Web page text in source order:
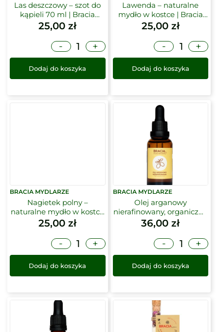
Las deszczowy – szot do
kąpieli 70 ml | Bracia
Mydlarze
25,00zł
-
+
Dodaj do koszyka
Lawenda – naturalne
mydło w kostce | Bracia
Mydlarze
25,00 zł
-
+
Dodaj do koszyka
BRACIA MYDLARZE
Nagietek polny –
naturalne mydło w kostce
| Bracia Mydlarze
25,00zł
-
+
Dodaj do koszyka
BRACIA MYDLARZE
Olej arganowy
nierafinowany, organiczny
30ml | Bracia Mydlarze
36,00zł
-
+
Dodaj do koszyka